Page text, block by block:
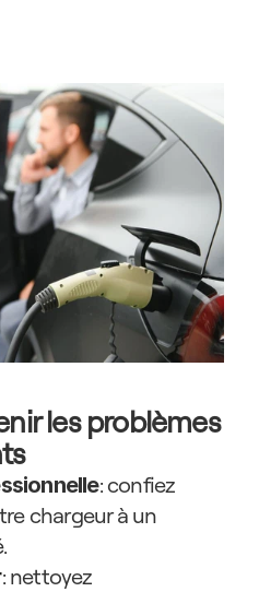
les problèmes
: confiez
chargeur à un
: nettoyez